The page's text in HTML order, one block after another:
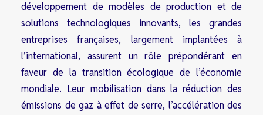
développement de modèles de production et de
solutions technologiques innovants, les grandes
entreprises françaises, largement implantées à
l’international, assurent un rôle prépondérant en
faveur de la transition écologique de l’économie
mondiale. Leur mobilisation dans la réduction des
émissions de gaz à effet de serre, l’accélération des